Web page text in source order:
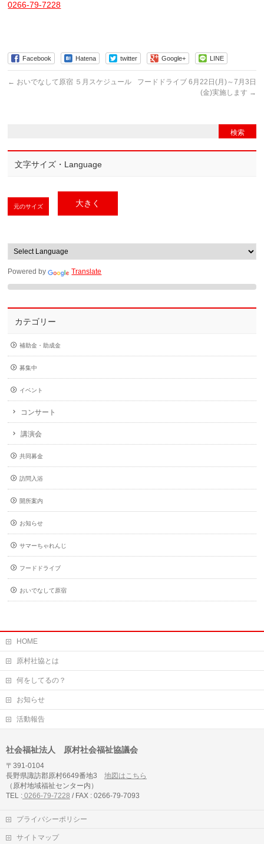
0266-79-7228
Facebook Hatena twitter Google+ LINE
← おいでなして原宿 ５月スケジュール
フードドライブ 6月22日(月)～7月3日
(金)実施します →
文字サイズ・Language
元のサイズ 大きく
Powered by Translate
カテゴリー
補助金・助成金
募集中
イベント
コンサート
講演会
共同募金
訪問入浴
開所案内
お知らせ
サマーちゃれんじ
フードドライブ
おいでなして原宿
HOME
原村社協とは
何をしてるの？
お知らせ
活動報告
社会福祉法人 原村社会福祉協議会
〒391-0104
長野県諏訪郡原村6649番地3 地図はこちら
（原村地域福祉センター内）
TEL : 0266-79-7228 / FAX : 0266-79-7093
プライバシーポリシー
サイトマップ